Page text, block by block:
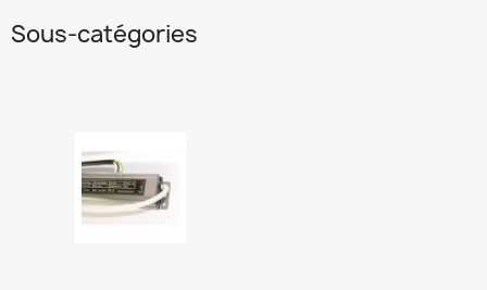
Sous-catégories